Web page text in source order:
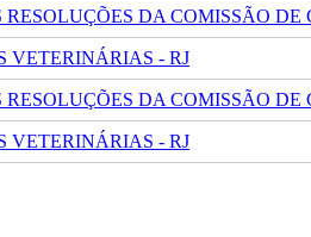
RESOLUÇÕES DA COMISSÃO
VETERINÁRIAS - RJ
RESOLUÇÕES DA COMISSÃO
VETERINÁRIAS - RJ